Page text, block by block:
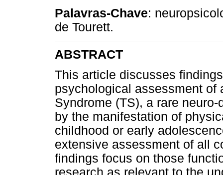
Palavras-Chave:
de Tourett.
ABSTRACT
This article discusses
psychological assessment of
Syndrome (TS), a rare
by the manifestation of
childhood or early
extensive assessment of all
findings focus on those